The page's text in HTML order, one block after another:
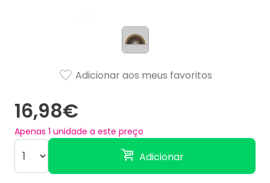
16,98€
Apenas 1 unidade a este preço
Adicionar
Adicionar aos meus favoritos